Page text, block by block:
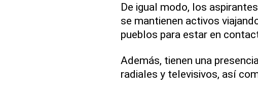
De igual modo, los
se mantienen activos
pueblos para estar en
Además, tienen una
radiales y televisivos, así